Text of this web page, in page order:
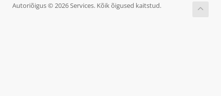
Autoriõigus © 2026 Services. Kõik õigused kaitstud.